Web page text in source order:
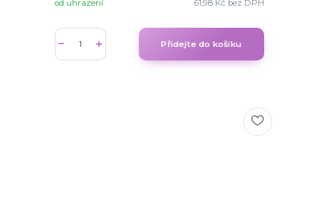
61,98 Kč bez DPH
od uhrazení
Přidejte do košíku